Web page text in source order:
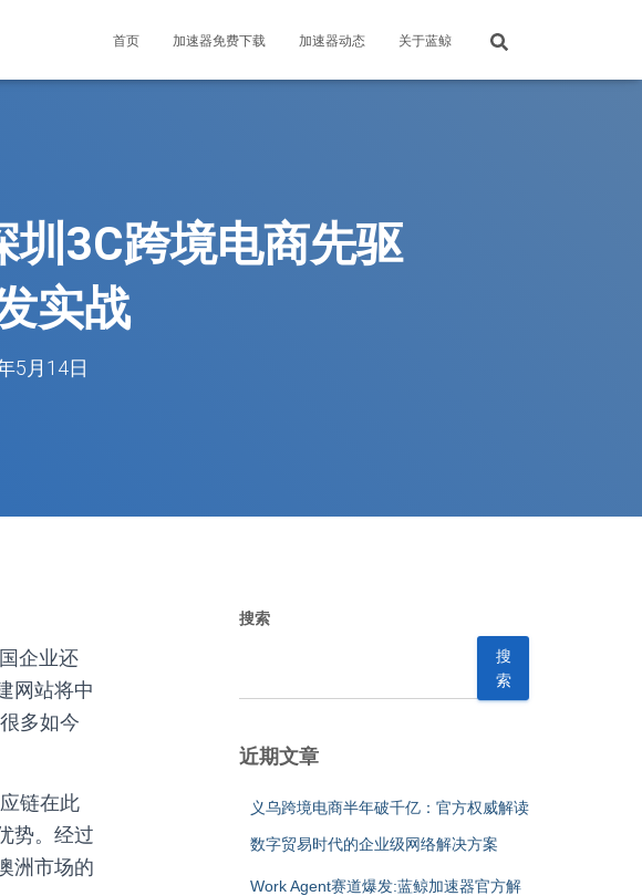
首页 加速器免费下载 加速器动态 关于蓝鲸
圳3C跨境电商先驱
实战
5月14日
企业还
网站将中
多如今
链在此
势。经过
洲市场的
搜索
搜
索
近期文章
义乌跨境电商半年破千亿：官方权威解读
数字贸易时代的企业级网络解决方案
Work Agent赛道爆发:蓝鲸加速器官方解